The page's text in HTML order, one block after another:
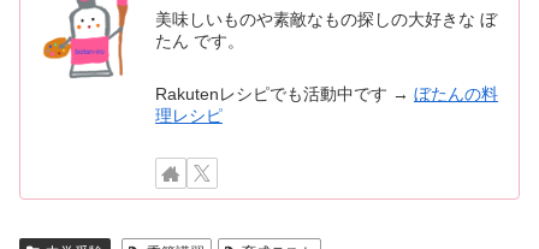
美味しいものや素敵なもの探しの大好きな ぼ
たん です。
Rakutenレシピでも活動中です →ぼたんの料
理レシピ